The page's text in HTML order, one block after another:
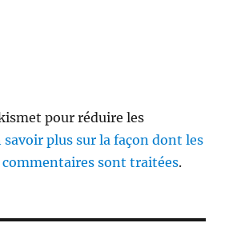
pour réduire les
savoir plus sur la façon dont les
commentaires sont traitées.